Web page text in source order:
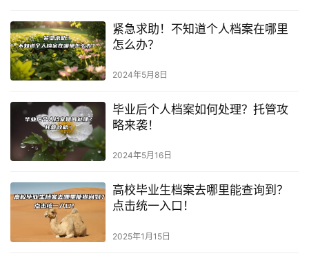
紧急求助！不知道个人档案在哪里
怎么办？
2024年5月8日
毕业后个人档案如何处理？托管攻
略来袭！
2024年5月16日
高校毕业生档案去哪里能查询到？
点击统一入口！
2025年1月15日